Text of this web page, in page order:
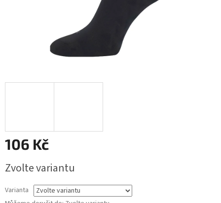
106 Kč
cena:
Zvolte variantu
Varianta